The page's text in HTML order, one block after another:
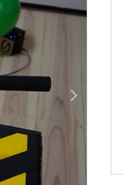
arrow_forward_ios